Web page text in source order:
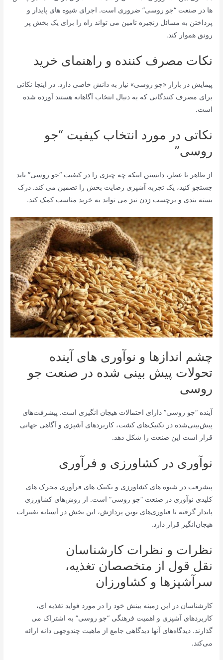
ها در صنعت “جو روسی” ضروری است. اجرای شیوه های پایدار و
پرداختن به مسائل زنجیره تامین می تواند راه را برای یک بخش پر
رونق هموار کند.
نکات مصرف کننده و راهنمای خرید
پیمایش در بازار «جو روسی» نیاز به دانش خاصی دارد. در اینجا نکاتی
برای مصرف کنندگانی که به دنبال انتخاب آگاهانه هستند آورده شده
است.
نکاتی در مورد انتخاب کیفیت “جو
روسی”
از ظاهر تا عطر، دانستن اینکه چه چیزی را در کیفیت “جو روسی” باید
جستجو کنید، یک تجربه آشپزی رضایت بخش را تضمین می کند. درک
بسته بندی و برچسب زدن نیز می تواند به خرید مناسب کمک کند.
چشم اندازها و نوآوری های آینده
تحولات پیش بینی شده در صنعت جو
روسی
آینده “جو روسی” دارای احتمالات هیجان انگیزی است. پیشرفت‌های
پیش‌بینی‌شده در تکنیک‌های کشت، کاربردهای آشپزی و آگاهی جهانی
قرار است این صنعت را شکل دهد.
نوآوری در کشاورزی و فرآوری
پیشرفت در شیوه های کشاورزی و تکنیک های فرآوری محرک های
کلیدی نوآوری در صنعت “جو روسی” است. از روش‌های کشاورزی
پایدار گرفته تا فناوری‌های نوین پردازش، این بخش در آستانه تغییرات
هیجان‌انگیز قرار دارد.
نظرات و نظرات کارشناسان
نقل قول از متخصصان تغذیه،
سرآشپزها و کشاورزان
کارشناسان در این زمینه بینش خود را در مورد فواید تغذیه ای،
کاربردهای آشپزی و اهمیت فرهنگی “جو روسی” به اشتراک می
گذارند. دیدگاه‌های آنها دیدگاهی جامع از ماهیت چندوجهی دانه ارائه
می‌کند.